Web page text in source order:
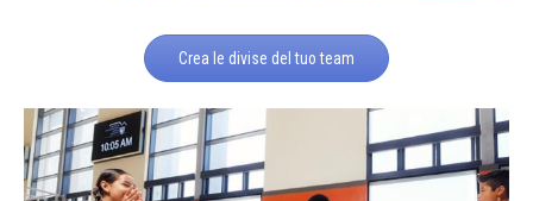
Crea le divise del tuo team